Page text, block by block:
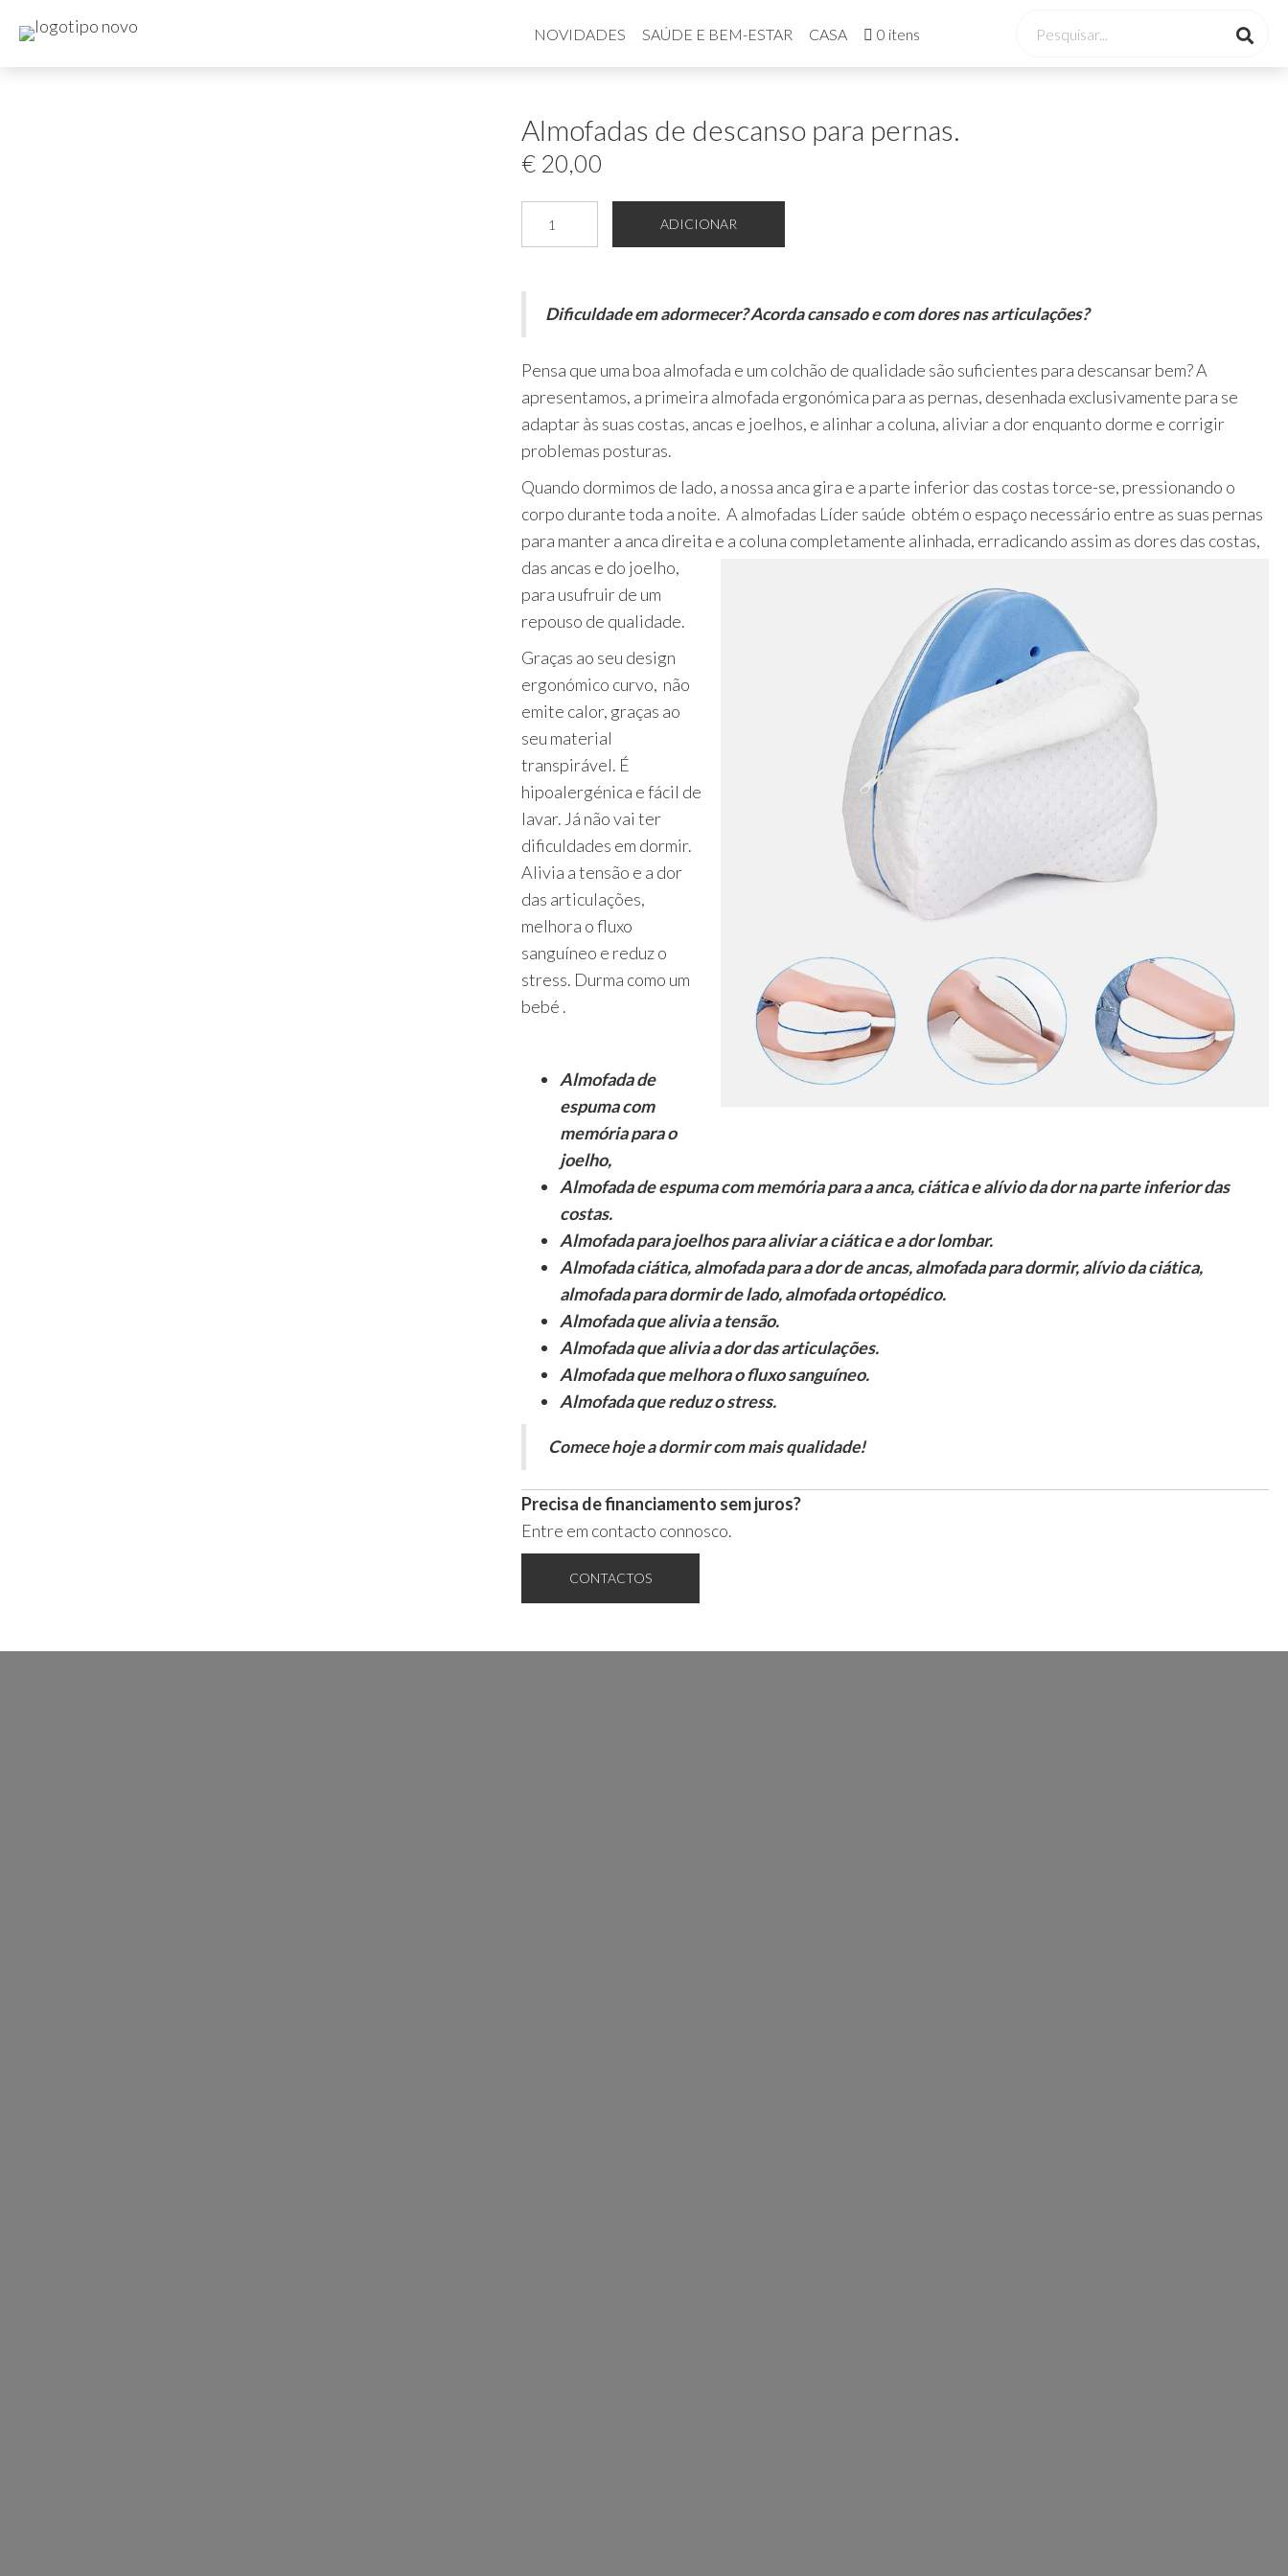
NOVIDADES SAÚDE E BEM-ESTAR CASA 0 itens
Almofadas de descanso para pernas.
€20,00
de
descanso
pernas.
ADICIONAR
Dificuldade em adormecer? Acorda cansado e com dores nas articulações?
Pensa que uma boa almofada e um colchão de qualidade são suficientes para descansar bem? A
apresentamos, a primeira almofada ergonómica para as pernas, desenhada exclusivamente para se
adaptar às suas costas, ancas e joelhos, e alinhar a coluna, aliviar a dor enquanto dorme e corrigir
problemas posturas.
Quando dormimos de lado, a nossa anca gira e a parte inferior das costas torce-se, pressionando o
corpo durante toda a noite. A almofadas Líder saúde obtém o espaço necessário entre as suas pernas
para manter a anca direita e a coluna completamente alinhada, erradicando assim as dores das costas,
das ancas e do joelho,
para usufruir de um
repouso de qualidade.
Graças ao seu design
ergonómico curvo, não
emite calor, graças ao
seu material
transpirável. É
hipoalergénica e fácil de
lavar. Já não vai ter
dificuldades em dormir.
Alivia a tensão e a dor
das articulações,
melhora o fluxo
sanguíneo e reduz o
stress. Durma como um
bebé .
Almofada de
espuma com
memória para o
joelho,
Almofada de espuma com memória para a anca, ciática e alívio da dor na parte inferior das
costas.
Almofada para joelhos para aliviar a ciática e a dor lombar.
Almofada ciática, almofada para a dor de ancas, almofada para dormir, alívio da ciática,
almofada para dormir de lado, almofada ortopédico.
Almofada que alivia a tensão.
Almofada que alivia a dor das articulações.
Almofada que melhora o fluxo sanguíneo.
Almofada que reduz o stress.
Comece hoje a dormir com mais qualidade!
Precisa de financiamento sem juros?
Entre em contacto connosco.
CONTACTOS